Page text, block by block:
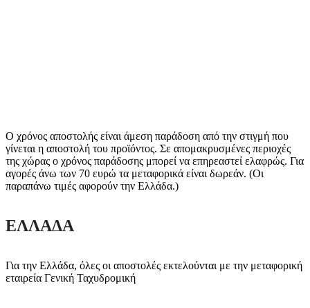
Ο χρόνος αποστολής είναι άμεση παράδοση από την στιγμή που
γίνεται η αποστολή του προϊόντος. Σε απομακρυσμένες περιοχές
της χώρας ο χρόνος παράδοσης μπορεί να επηρεαστεί ελαφρώς. Για
αγορές άνω των 70 ευρώ τα μεταφορικά είναι δωρεάν. (Οι
παραπάνω τιμές αφορούν την Ελλάδα.)
ΕΛΛΑΔΑ
Για την Ελλάδα, όλες οι αποστολές εκτελούνται με την μεταφορική
εταιρεία Γενική Ταχυδρομική